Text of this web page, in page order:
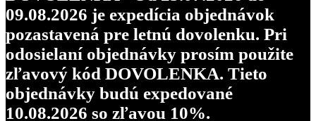
09.08.2026 je expedícia objednávok
pozastavená pre letnú dovolenku. Pri
odosielaní objednávky prosím použite
zľavový kód DOVOLENKA. Tieto
objednávky budú expedované
10.08.2026 so zľavou 10%.